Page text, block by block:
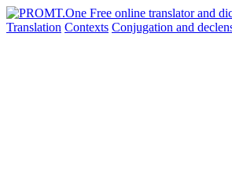
Translation Contexts Conjugation and